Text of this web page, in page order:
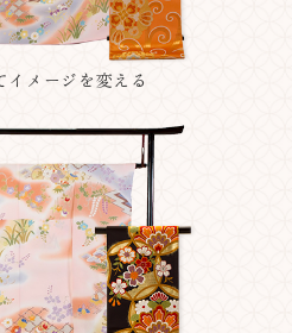
イメージを変える